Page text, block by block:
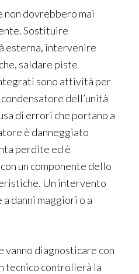
non dovrebbero mai
Sostituire
esterna, intervenire
saldare piste
sono attività per
dell’unità
di errori che portano a
è danneggiato
perdite ed è
un componente dello
Un intervento
danni maggiori o a
vanno diagnosticare con
tecnico controllerà la